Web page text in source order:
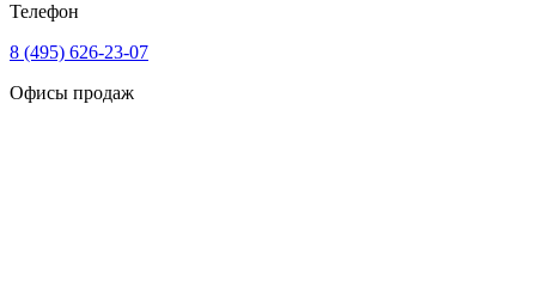
Телефон
8 (495) 626-23-07
Офисы продаж